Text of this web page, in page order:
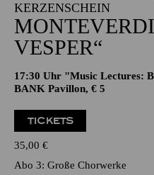
KERZENSCHEIN
VESPER“
17:30 Uhr "Music Lectures:
BANK Pavillon, € 5
TICKETS
35,00 €
Abo 3: Große Chorwerke